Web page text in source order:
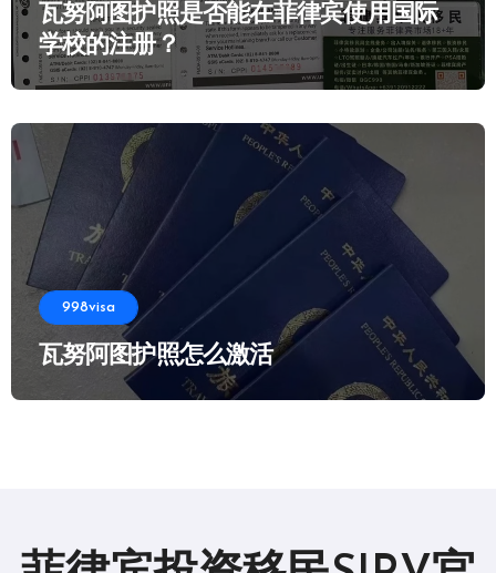
瓦努阿图护照是否能在菲律宾使用国际
学校的注册？
998visa
瓦努阿图护照怎么激活